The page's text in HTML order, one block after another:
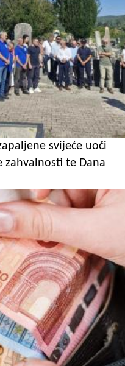
svijeće uoči
zahvalnosti te Dana